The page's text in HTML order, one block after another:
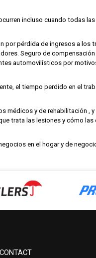
incluso cuando todas
por pérdida de ingresos a los
Seguro de
automovilísticos por
el tiempo perdido en el
médicos y de rehabilitación , y
trata las lesiones y cómo
en el hogar y de
CONTACT